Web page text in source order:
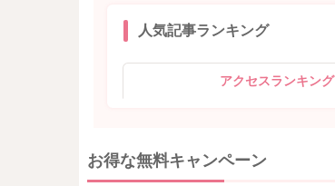
人気記事ランキング
アクセスランキング
お得な無料キャンペーン